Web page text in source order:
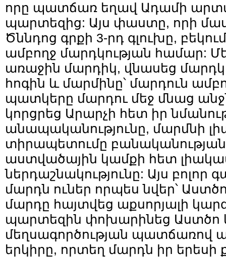
որը պատճառ եղավ Ադամի
պարտեզից: Այս փաստը, որի
Ծննդոց գրքի 3-րդ գլուխը,
ամբողջ մարդկության համար:
առաջին մարդիկ, վնասեց
հոգին և մարմինը՝ մարդուն
պատկերը մարդու մեջ մնաց
կորցրեց Արարչի հետ իր
անապականությունը, մարմնի
տիրապետումը բանականության
աստվածային կամքի հետ
ներդաշնակությունը: Այս բոլոր
մարդն ուներ որպես նվեր՝
մարդը հայտվեց աքսորյալի
պարտեզին փոխարինեց Աստծո
մեղսագործության պատճառով
երկիրը, որտեղ մարդն իր